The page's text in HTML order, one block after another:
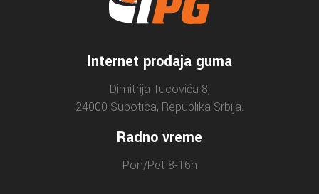
Internet prodaja guma
Dimitrija Tucovića 8,
24000 Subotica, Republika Srbija.
Radno vreme
Pon/Pet 8-16h